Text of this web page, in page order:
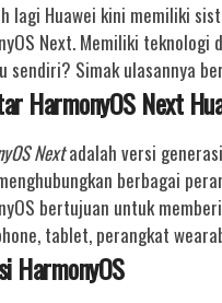
lagi Huawei kini memiliki
Next. Memiliki teknologi
sendiri? Simak ulasannya
HarmonyOS Next
Nextadalah versi
berbagai
bertujuan untuk
tablet, perangkat
HarmonyOS